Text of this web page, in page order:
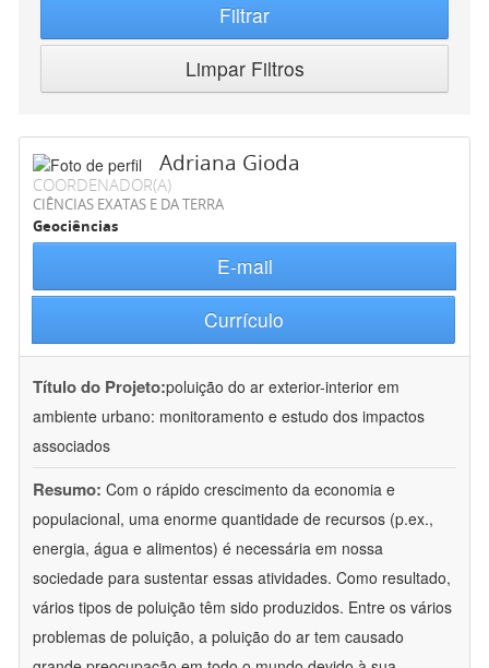
Filtrar
Limpar Filtros
Adriana Gioda
COORDENADOR(A)
CIÊNCIAS EXATAS E DA TERRA
Geociências
E-mail
Currículo
Título do Projeto:poluição do ar exterior-interior em
ambiente urbano: monitoramento e estudo dos impactos
associados
Resumo: Com o rápido crescimento da economia e
populacional, uma enorme quantidade de recursos (p.ex.,
energia, água e alimentos) é necessária em nossa
sociedade para sustentar essas atividades. Como resultado,
vários tipos de poluição têm sido produzidos. Entre os vários
problemas de poluição, a poluição do ar tem causado